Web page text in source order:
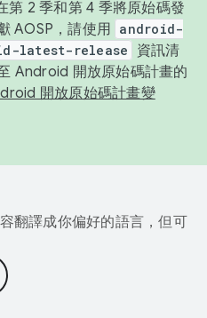
第 2 季和第 4 季將原始碼發
AOSP，請使用 android-
latest-release
資訊清
Android 開放原始碼計畫的
開放原始碼計畫變
翻譯成你偏好的語言，但可